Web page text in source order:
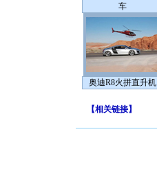
车
奥迪R8火拼直升机
【相关链接】